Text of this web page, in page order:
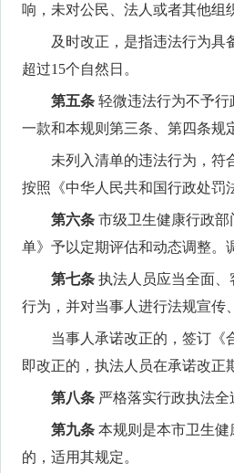
响，未对公民、法人或者其他组
及时改正，是指违法行为具
超过15个自然日。
第五条 轻微违法行为不予
一款和本规则第三条、第四条规
未列入清单的违法行为，符
按照《中华人民共和国行政处罚
第六条 市级卫生健康行政
单》予以定期评估和动态调整。
第七条 执法人员应当全面
行为，并对当事人进行法规宣传
当事人承诺改正的，签订《
即改正的，执法人员在承诺改
第八条 严格落实行政执法
第九条 本规则是本市卫生
的，适用其规定。